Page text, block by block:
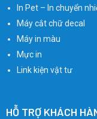
In Pet – In chuyển
Máy cắt chữ decal
Máy in màu
Mực in
Link kiện vật tư
HỖ TRỢ KHÁCH